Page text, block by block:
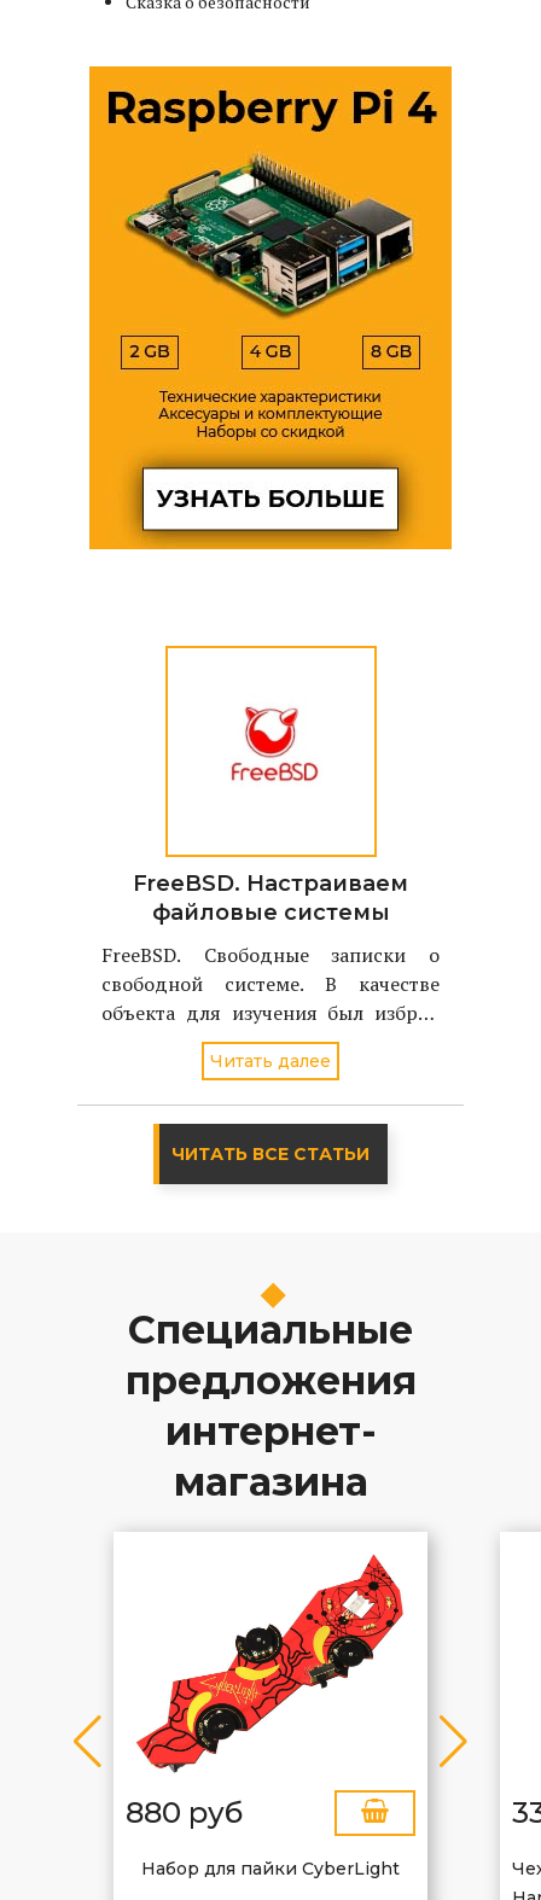
FreeBSD. Настраиваем
файловые системы
FreeBSD. Свободные записки о
свободной системе. В качестве
объекта для изучения был избран
однодисковый вариант FreeBSD
стабильной версии - 4.2
Читать далее
ЧИТАТЬ ВСЕ СТАТЬИ
Специальные
предложения
интернет-
магазина
880 руб
Набор для пайки CyberLight